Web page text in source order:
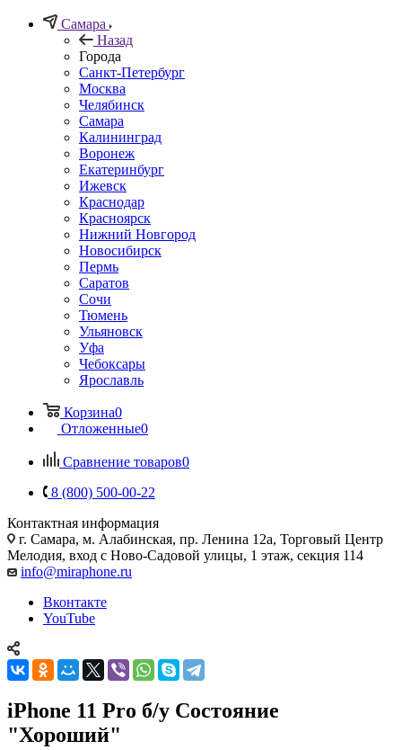
Самара
Назад
Города
Санкт-Петербург
Москва
Челябинск
Самара
Калининград
Воронеж
Екатеринбург
Ижевск
Краснодар
Красноярск
Нижний Новгород
Новосибирск
Пермь
Саратов
Сочи
Тюмень
Ульяновск
Уфа
Чебоксары
Ярославль
Корзина0
Отложенные0
Сравнение товаров0
8 (800) 500-00-22
Контактная информация
г. Самара, м. Алабинская, пр. Ленина 12а, Торговый Центр
Мелодия, вход с Ново-Садовой улицы, 1 этаж, секция 114
info@miraphone.ru
Вконтакте
YouTube
iPhone 11 Pro б/у Состояние
"Хороший"